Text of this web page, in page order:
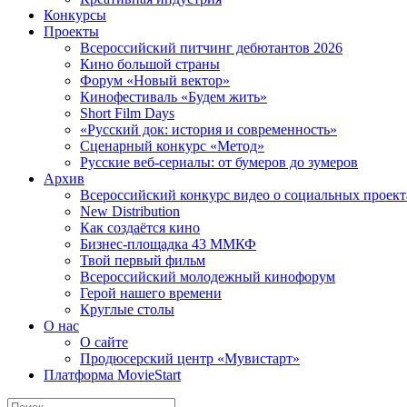
Конкурсы
Проекты
Всероссийский питчинг дебютантов 2026
Кино большой страны
Форум «Новый вектор»
Кинофестиваль «Будем жить»
Short Film Days
«Русский док: история и современность»
Сценарный конкурс «Метод»
Русские веб-сериалы: от бумеров до зумеров
Архив
Всероссийский конкурс видео о социальных
New Distribution
Как создаётся кино
Бизнес-площадка 43 ММКФ
Твой первый фильм
Всероссийский молодежный кинофорум
Герой нашего времени
Круглые столы
О нас
О сайте
Продюсерский центр «Мувистарт»
Платформа MovieStart